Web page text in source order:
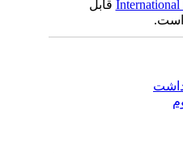
قابل